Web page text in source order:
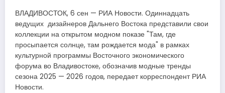
ВЛАДИВОСТОК, 6 сен — РИА Новости. Одиннадцать
ведущих дизайнеров Дальнего Востока представили свои
коллекции на открытом модном показе "Там, где
просыпается солнце, там рождается мода" в рамках
культурной программы Восточного экономического
форума во Владивостоке, обозначив модные тренды
сезона 2025 — 2026 годов, передает корреспондент РИА
Новости.